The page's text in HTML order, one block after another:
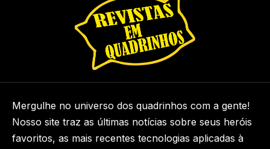
Mergulhe no universo dos quadrinhos com a gente!
Nosso site traz as últimas notícias sobre seus heróis
favoritos, as mais recentes tecnologias aplicadas à